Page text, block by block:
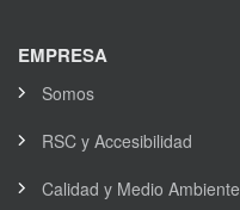
EMPRESA
Somos
RSC y Accesibilidad
Calidad y Medio Ambiente